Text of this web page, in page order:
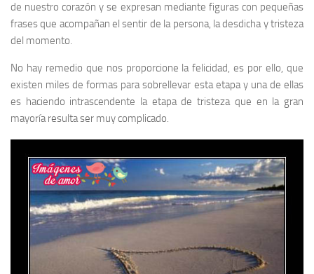
de nuestro corazón y se expresan mediante figuras con pequeñas
frases que acompañan el sentir de la persona, la desdicha y tristeza
del momento.
No hay remedio que nos proporcione la felicidad, es por ello, que
existen miles de formas para sobrellevar esta etapa y una de ellas
es haciendo intrascendente la etapa de tristeza que en la gran
mayoría resulta ser muy complicado.